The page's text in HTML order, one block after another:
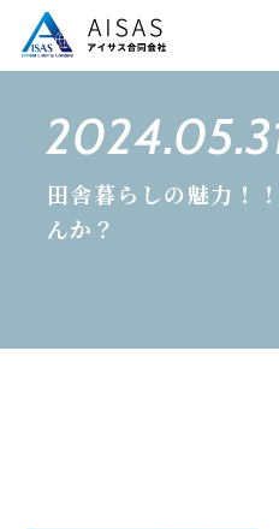
田舎暮らしの魅力！
んか？